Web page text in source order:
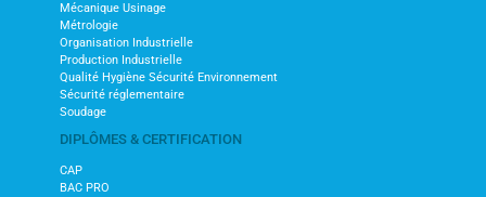
Mécanique Usinage
Métrologie
Organisation Industrielle
Production Industrielle
Qualité Hygiène Sécurité Environnement
Sécurité réglementaire
Soudage
DIPLÔMES & CERTIFICATION
CAP
BAC PRO